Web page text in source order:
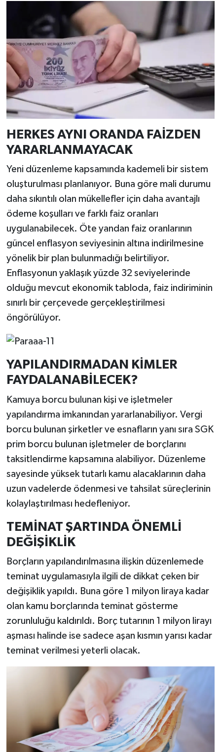
HERKES AYNI ORANDA FAİZDEN
YARARLANMAYACAK
Yeni düzenleme kapsamında kademeli bir sistem
oluşturulması planlanıyor. Buna göre mali durumu
daha sıkıntılı olan mükellefler için daha avantajlı
ödeme koşulları ve farklı faiz oranları
uygulanabilecek. Öte yandan faiz oranlarının
güncel enflasyon seviyesinin altına indirilmesine
yönelik bir plan bulunmadığı belirtiliyor.
Enflasyonun yaklaşık yüzde 32 seviyelerinde
olduğu mevcut ekonomik tabloda, faiz indiriminin
sınırlı bir çerçevede gerçekleştirilmesi
öngörülüyor.
YAPILANDIRMADAN KİMLER
FAYDALANABİLECEK?
Kamuya borcu bulunan kişi ve işletmeler
yapılandırma imkanından yararlanabiliyor. Vergi
borcu bulunan şirketler ve esnafların yanı sıra SGK
prim borcu bulunan işletmeler de borçlarını
taksitlendirme kapsamına alabiliyor. Düzenleme
sayesinde yüksek tutarlı kamu alacaklarının daha
uzun vadelerde ödenmesi ve tahsilat süreçlerinin
kolaylaştırılması hedefleniyor.
TEMİNAT ŞARTINDA ÖNEMLİ
DEĞİŞİKLİK
Borçların yapılandırılmasına ilişkin düzenlemede
teminat uygulamasıyla ilgili de dikkat çeken bir
değişiklik yapıldı. Buna göre 1 milyon liraya kadar
olan kamu borçlarında teminat gösterme
zorunluluğu kaldırıldı. Borç tutarının 1 milyon lirayı
aşması halinde ise sadece aşan kısmın yarısı kadar
teminat verilmesi yeterli olacak.